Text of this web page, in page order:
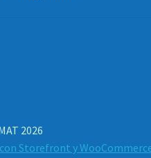
2026
Storefront y